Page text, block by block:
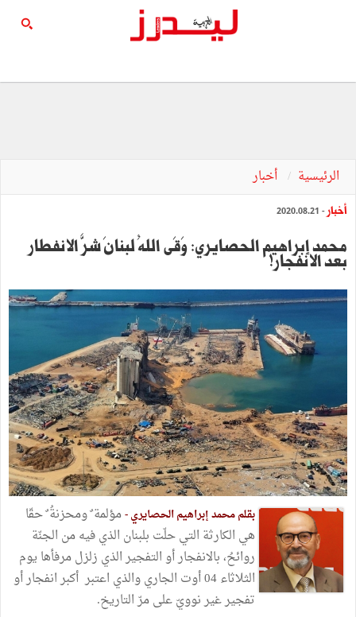
الرئيسية أخبار
أخبار - 2020.08.21
محمد إبراهيم الحصايري: وَقَى اللهُ لبنانَ شرَّ الانفطار
بعد الانفجار!
بقلم محمد إبراهيم الحصايري -مؤلمة ٌ ومحزنةُ ٌ حقّا
هي الكارثة التي حلّت بلبنان الذي فيه من الجنّة
روائحُ، بالانفجار أو التفجير الذي زلزل مرفأها يوم
الثلاثاء 04 أوت الجاري والذي اعتبر أكبر انفجار أو
تفجير غير نوويّ على مرّ التاريخ.